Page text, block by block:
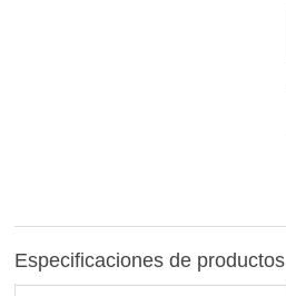
Especificaciones de productos